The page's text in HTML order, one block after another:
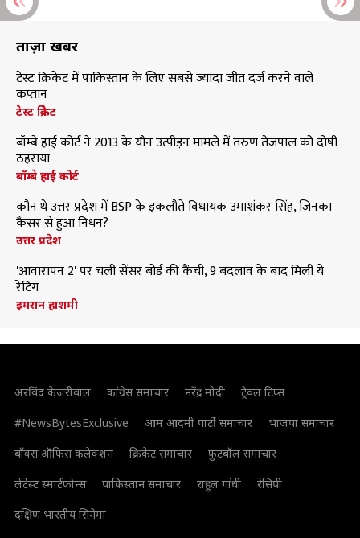
ताज़ा खबरें
टेस्ट क्रिकेट में पाकिस्तान के लिए सबसे ज्यादा जीत दर्ज करने वाले
कप्तान
टेस्ट क्रिकेट
बॉम्बे हाई कोर्ट ने 2013 के यौन उत्पीड़न मामले में तरुण तेजपाल को दोषी
ठहराया
बॉम्बे हाई कोर्ट
कौन थे उत्तर प्रदेश में BSP के इकलौते विधायक उमाशंकर सिंह, जिनका
कैंसर से हुआ निधन?
उत्तर प्रदेश
'आवारापन 2' पर चली सेंसर बोर्ड की कैंची, 9 बदलाव के बाद मिली ये
रेटिंग
इमरान हाशमी
अरविंद केजरीवाल कांग्रेस समाचार नरेंद्र मोदी
ट्रैवल टिप्स
#NewsBytesExclusive
आम आदमी पार्टी समाचार
भाजपा समाचार
बॉक्स ऑफिस कलेक्शन
क्रिकेट समाचार
फुटबॉल समाचार
लेटेस्ट स्मार्टफोन्स
पाकिस्तान समाचार राहुल गांधी
रेसिपी
दक्षिण भारतीय सिनेमा